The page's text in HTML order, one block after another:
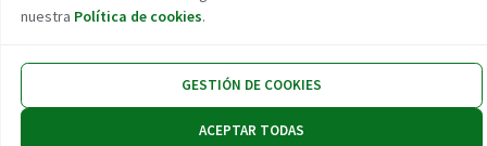
nuestra Política de cookies.
GESTIÓN DE COOKIES
ACEPTAR TODAS